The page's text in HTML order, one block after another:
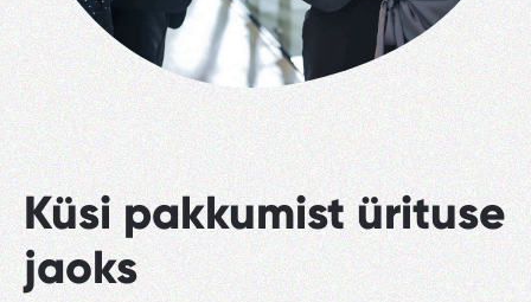
Küsi pakkumist ürituse
jaoks